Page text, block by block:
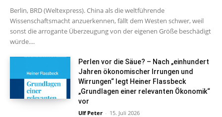
Berlin, BRD (Weltexpress). China als die weltführende
Wissenschaftsmacht anzuerkennen, fällt dem Westen schwer, weil
sonst die arrogante Überzeugung von der eigenen Größe beschädigt
würde....
Perlen vor die Säue? – Nach „einhundert
Jahren ökonomischer Irrungen und
Wirrungen“ legt Heiner Flassbeck
„Grundlagen einer relevanten Ökonomik“
vor
Ulf Peter - 15. Juli 2026